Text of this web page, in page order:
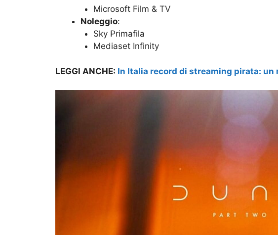
Microsoft Film & TV
Noleggio:
Sky Primafila
Mediaset Infinity
LEGGI ANCHE: In Italia record di streaming pirata: un